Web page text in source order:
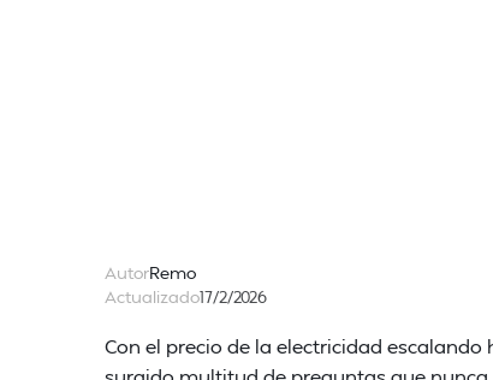
AutorRemo
Actualizado17/2/2026
Con el precio de la electricidad